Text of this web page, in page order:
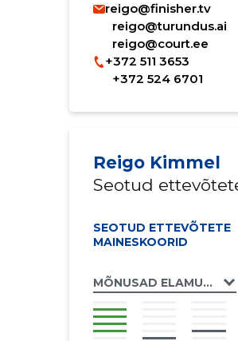
reigo@finisher.tv
reigo@turundus.ai
reigo@court.ee
+372 511 3653
+372 524 6701
Reigo Kimmel
Seotud
SEOTUD ETTEVÕTETE
MAINESKOORID
MÕNUSAD ELAMUSED